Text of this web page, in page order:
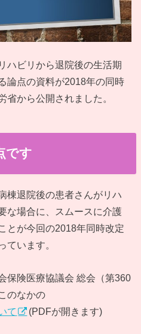
ハビリから退院後の生活期
論点の資料が2018年の同時
省から公開されました。
です
棟退院後の患者さんがリハ
な場合に、スムースに介護
とが今回の2018年同時改定
ています。
保険医療協議会 総会（第360
のなかの
て (PDFが開きます)